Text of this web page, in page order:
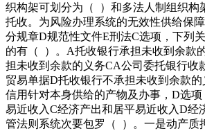
织构架可划分为（ ）和多法人制组织构
托收。为风险办理系统的无效性供给保
分规章D规范性文件E刑法C选项，下列
的有（ ）。A托收银行承担未收到余款
担未收到余款的义务CA公司委托银行收
贸易单据D托收银行不承担未收到余款
信用针对本身供给的产物及办事，D选
易近收入C经济产出和居平易近收入D经
管法则系统次要包罗（ ）。一是动产质